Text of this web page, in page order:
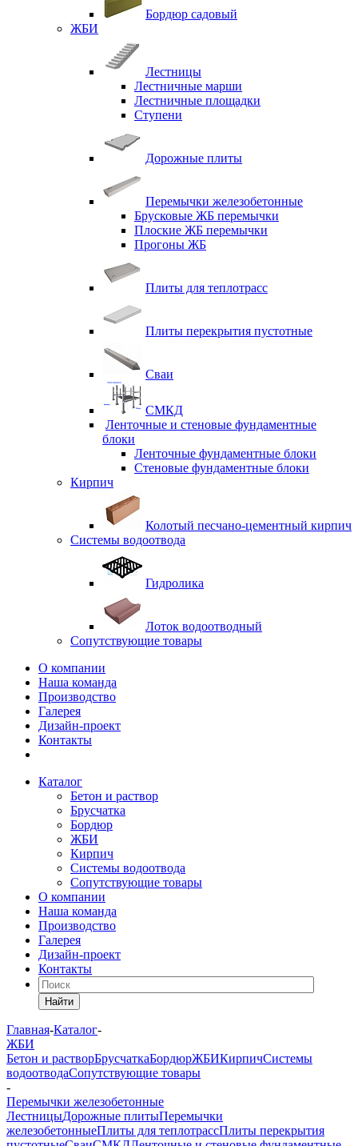
Бордюр садовый
ЖБИ
Лестницы
Лестничные марши
Лестничные площадки
Ступени
Дорожные плиты
Перемычки железобетонные
Брусковые ЖБ перемычки
Плоские ЖБ перемычки
Прогоны ЖБ
Плиты для теплотрасс
Плиты перекрытия пустотные
Сваи
СМКД
Ленточные и стеновые фундаментные
блоки
Ленточные фундаментные блоки
Стеновые фундаментные блоки
Кирпич
Колотый песчано-цементный кирпич
Системы водоотвода
Гидролика
Лоток водоотводный
Сопутствующие товары
О компании
Наша команда
Производство
Галерея
Дизайн-проект
Контакты
Каталог
Бетон и раствор
Брусчатка
Бордюр
ЖБИ
Кирпич
Системы водоотвода
Сопутствующие товары
О компании
Наша команда
Производство
Галерея
Дизайн-проект
Контакты
Найти
Главная-Каталог-
ЖБИ
Бетон и растворБрусчаткаБордюрЖБИКирпичСистемы
водоотводаСопутствующие товары
-
Перемычки железобетонные
ЛестницыДорожные плитыПеремычки
железобетонныеПлиты для теплотрассПлиты перекрытия